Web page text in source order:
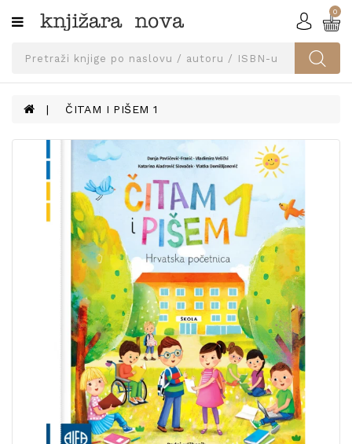
Kategorije
SVEUČILIŠNA
UDŽBENICI
KNJIGE
OPREMA
UDŽBENIKE!
0
ČITAM I PIŠEM 1